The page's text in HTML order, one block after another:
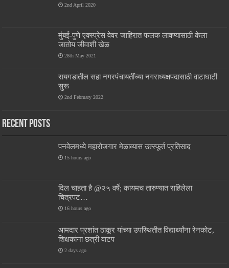
2nd April 2020
मुंबई-पुणे एक्स्प्रेस वेवर जाहिरात फलक लावण्यासाठी केला
जातोय जीवाशी खेळ
28th May 2021
रायगडातील सहा नगरपंचायतींच्या नगराध्यक्षपदासाठी वाटाघाटी
सुरू
2nd February 2022
Recent Posts
पनवेलमध्ये महारोजगार मेळाव्यास उत्स्फूर्त प्रतिसाद
15 hours ago
दिल चाहता है @२५ वर्षे; कायमच तारुण्यात राहिलेला
चित्रपट…
16 hours ago
आमदार प्रशांत ठाकूर यांच्या उपस्थितीत विद्यार्थ्यांना रेनकोट,
शिक्षकांना छत्री वाटप
2 days ago